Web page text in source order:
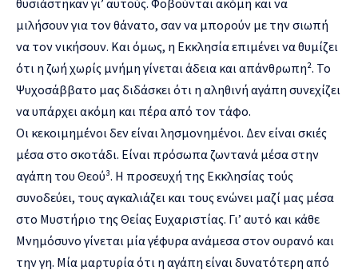
μιλήσουν για τον θάνατο, σαν να μπορούν με την σιωπή
να τον νικήσουν. Και όμως, η Εκκλησία επιμένει να θυμίζει
ότι η ζωή χωρίς μνήμη γίνεται άδεια και απάνθρωπη². Το
Ψυχοσάββατο μας διδάσκει ότι η αληθινή αγάπη συνεχίζει
να υπάρχει ακόμη και πέρα από τον τάφο.
Οι κεκοιμημένοι δεν είναι λησμονημένοι. Δεν είναι σκιές
μέσα στο σκοτάδι. Είναι πρόσωπα ζωντανά μέσα στην
αγάπη του Θεού³. Η προσευχή της Εκκλησίας τούς
συνοδεύει, τους αγκαλιάζει και τους ενώνει μαζί μας μέσα
στο Μυστήριο της Θείας Ευχαριστίας. Γι’ αυτό και κάθε
Μνημόσυνο γίνεται μία γέφυρα ανάμεσα στον ουρανό και
την γη. Μία μαρτυρία ότι η αγάπη είναι δυνατότερη από